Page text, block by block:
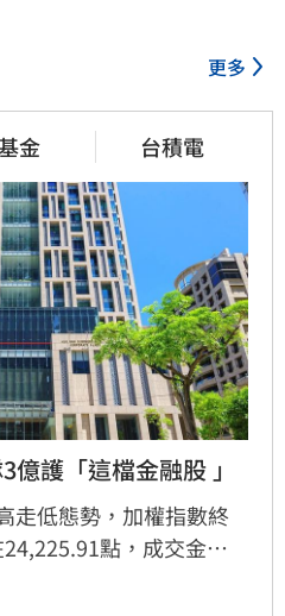
更多
金 台積電
護「這檔金融股 」
走低態勢，加權指數終
點，成交金額
金（2880）雖淪為外